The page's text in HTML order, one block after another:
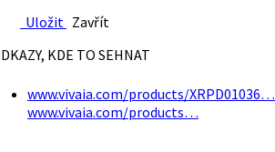
Uložit Zavřít
KDE TO SEHNAT
www.vivaia.com/products/XRPD01036…
www.vivaia.com/products…